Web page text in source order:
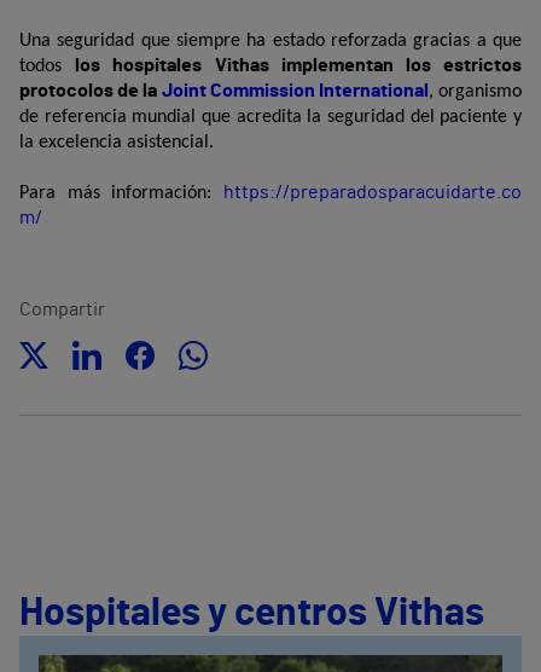
Una seguridad que siempre ha estado reforzada gracias a que
todos
los hospitales Vithas implementan los estrictos
protocolos de la Joint Commission International , organismo
de referencia mundial que acredita la seguridad del paciente y
la excelencia asistencial.
Para más información:
https://preparadosparacuidarte.co
m/
Compartir
Hospitales y centros Vithas